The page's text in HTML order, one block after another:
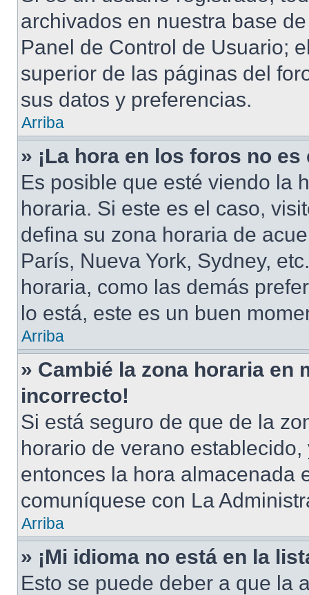
archivados en nuestra base
Panel de Control de Usuario;
superior de las páginas del
sus datos y preferencias.
Arriba
» ¡La hora en los foros no
Es posible que esté viendo la
horaria. Si este es el caso,
defina su zona horaria de
París, Nueva York, Sydney,
horaria, como las demás
lo está, este es un buen
Arriba
» Cambié la zona horaria en
incorrecto!
Si está seguro de que de la
horario de verano
entonces la hora almacenada
comuníquese con La
Arriba
» ¡Mi idioma no está en la
Esto se puede deber a que la